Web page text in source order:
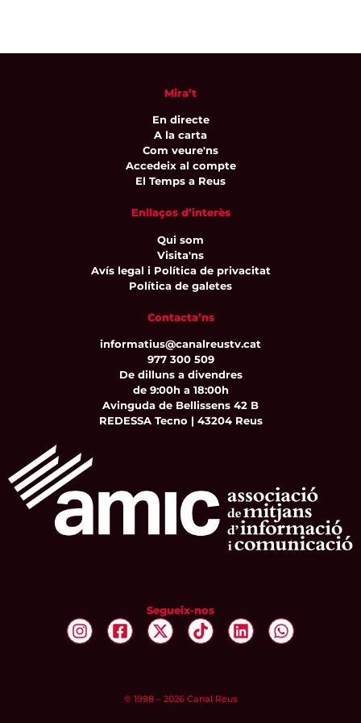
Mira’t
En directe
A la carta
Com veure'ns
Accedeix al compte
El Temps a Reus
Enllaços d’interès
Qui som
Visita'ns
Avís legal i Política de privacitat
Política de galetes
Contacta’ns
informatius@canalreustv.cat
977 300 509
De dilluns a divendres
de 9:00h a 18:00h
Avinguda de Bellissens 42 B
REDESSA Tecno | 43204 Reus
Segueix-nos
© 1998 – 2026 Canal Reus